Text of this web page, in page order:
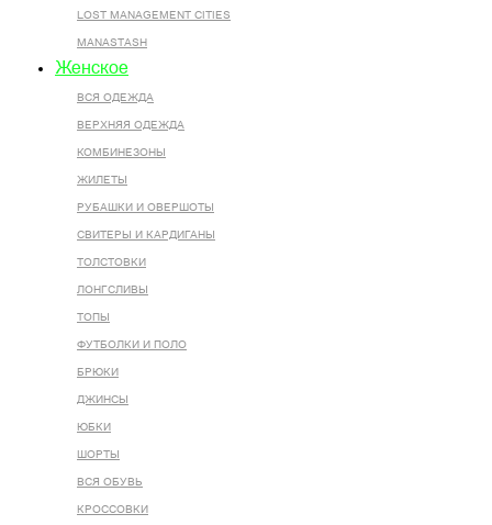
LOST MANAGEMENT CITIES
MANASTASH
Женское
ВСЯ ОДЕЖДА
ВЕРХНЯЯ ОДЕЖДА
КОМБИНЕЗОНЫ
ЖИЛЕТЫ
РУБАШКИ И ОВЕРШОТЫ
СВИТЕРЫ И КАРДИГАНЫ
ТОЛСТОВКИ
ЛОНГСЛИВЫ
ТОПЫ
ФУТБОЛКИ И ПОЛО
БРЮКИ
ДЖИНСЫ
ЮБКИ
ШОРТЫ
ВСЯ ОБУВЬ
КРОССОВКИ